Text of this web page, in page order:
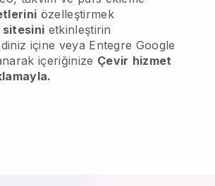
özelleştirmek
sitesini etkinleştirin
içine veya Entegre Google
içeriğinize Çevir hizmet